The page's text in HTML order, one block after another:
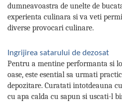
dumneavoastra de unelte de
experienta culinara si va veti
diverse provocari culinare.
Ingrijirea satarului de dezosat
Pentru a mentine performanta si
oase, este esential sa urmati
depozitare. Curatati intotdeauna
cu apa calda cu sapun si uscati-l